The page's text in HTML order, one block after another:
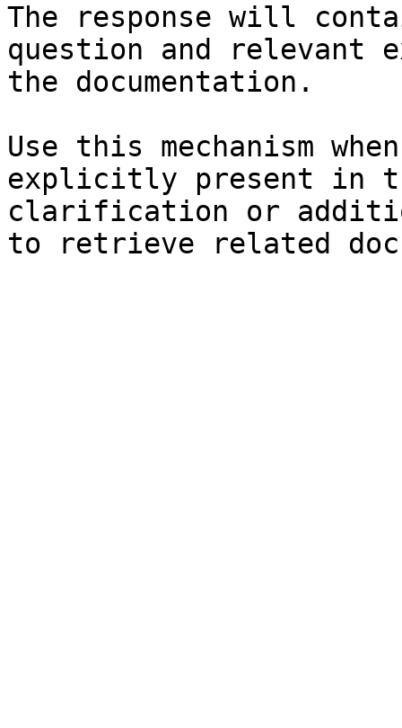
The response will
question and relevant
the documentation.
Use this mechanism
explicitly present in
clarification or